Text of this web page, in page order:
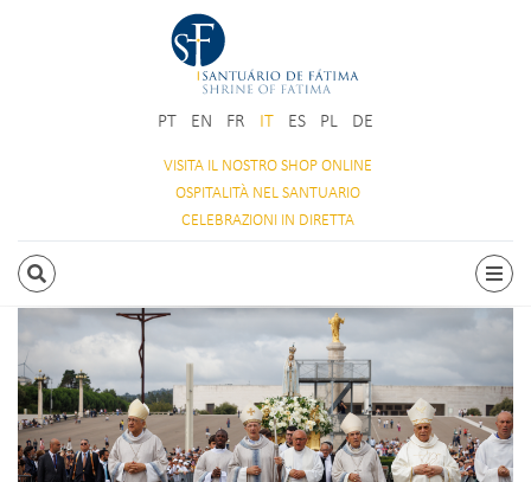
PT EN FR IT ES PL DE
VISITA IL NOSTROSHOP ONLINE
OSPITALITÀ NEL SANTUARIO
CELEBRAZIONI IN DIRETTA
RICERCA